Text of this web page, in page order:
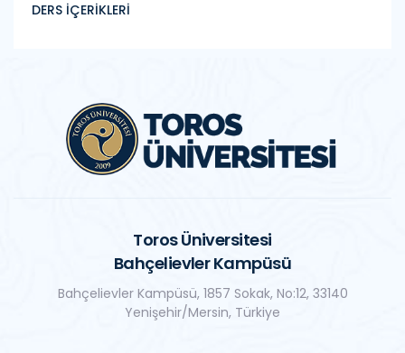
DERS İÇERİKLERİ
Toros Üniversitesi
Bahçelievler Kampüsü
Bahçelievler Kampüsü, 1857 Sokak, No:12, 33140
Yenişehir/Mersin, Türkiye